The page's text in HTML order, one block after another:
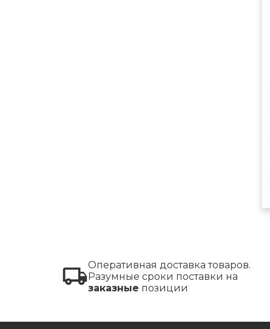
Оперативная доставка товаров.
Разумные сроки поставки на
заказные позиции